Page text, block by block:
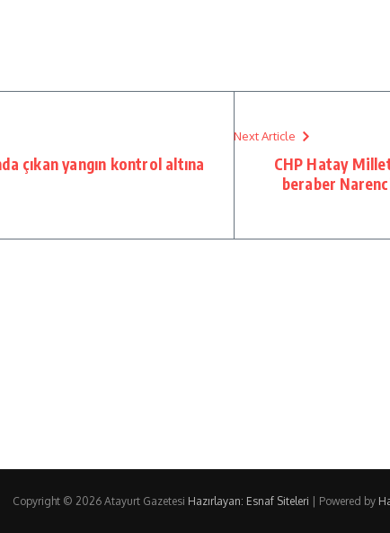
çıkan yangın kontrol altına
Next Article
CHP Hatay
beraber
Copyright © 2026 Atayurt Gazetesi Hazırlayan: Esnaf Siteleri | Powered by